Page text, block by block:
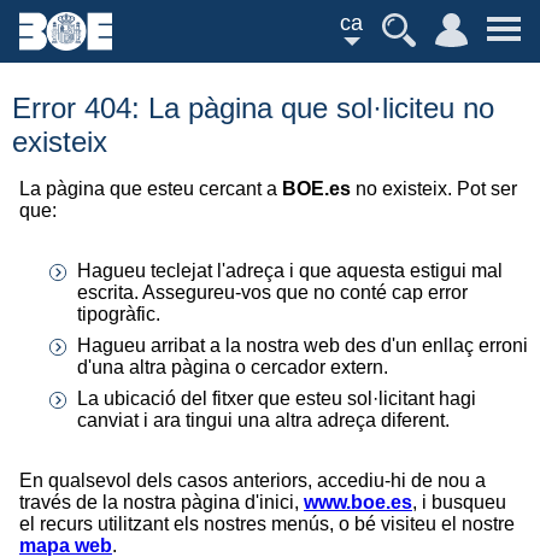
ca
Error 404: La pàgina que sol·liciteu no
existeix
La pàgina que esteu cercant a BOE.es no existeix. Pot ser
que:
Hagueu teclejat l'adreça i que aquesta estigui mal
escrita. Assegureu-vos que no conté cap error
tipogràfic.
Hagueu arribat a la nostra web des d'un enllaç erroni
d'una altra pàgina o cercador extern.
La ubicació del fitxer que esteu sol·licitant hagi
canviat i ara tingui una altra adreça diferent.
En qualsevol dels casos anteriors, accediu-hi de nou a
través de la nostra pàgina d'inici, www.boe.es, i busqueu
el recurs utilitzant els nostres menús, o bé visiteu el nostre
mapa web.